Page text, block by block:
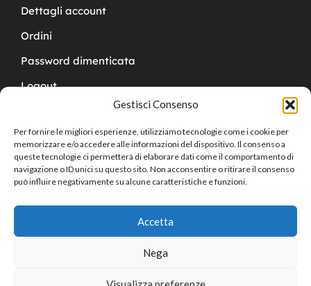
Gestisci Consenso
Per fornire le migliori esperienze, utilizziamo tecnologie come i cookie per
memorizzare e/o accedere alle informazioni del dispositivo. Il consenso a
queste tecnologie ci permetterà di elaborare dati come il comportamento di
navigazione o ID unici su questo sito. Non acconsentire o ritirare il consenso
può influire negativamente su alcune caratteristiche e funzioni.
Accetta
Nega
Dettagli account
Ordini
Password dimenticata
Logout
Copyright © 2024 Cucchy Gioielleria